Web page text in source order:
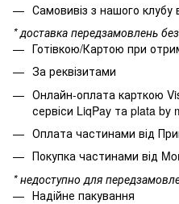
Самовивіз з нашого клубу
* доставка передзамовлень
Готівкою/Картою при
За реквізитами
Онлайн-оплата карткою
сервіси LiqPay та plata by
Оплата частинами від
Покупка частинами від
* недоступно для
Надійне пакування